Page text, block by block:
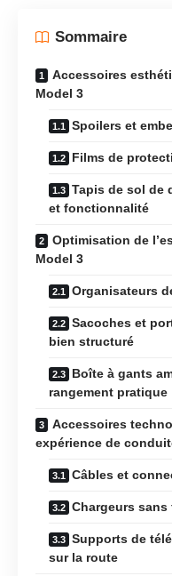
Sommaire
Accessoires
Model 3
Spoilers et
Films de
Tapis de sol de
et fonctionnalité
Optimisation de
Model 3
Organisateurs
Sacoches et
bien structuré
Boîte à gants
rangement pratique
Accessoires
expérience de
Câbles et
Chargeurs
Supports de
sur la route